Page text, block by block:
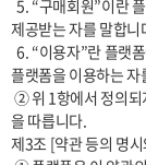
  5. “구매회원”이란 플랫폼에 가입하여 판매회원으로부터 데이터를 구매하고
제공받는 자를 말합니
  6. “이용자”란 플랫폼에 가입한 판매회원과 구매회원 그리고 가입하지 않고
플랫폼을 이용하는 자
을 따릅니다.
제3조 [약관 등의 명